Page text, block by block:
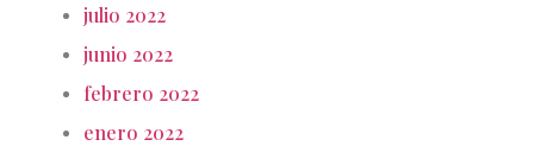
julio 2022
junio 2022
febrero 2022
enero 2022